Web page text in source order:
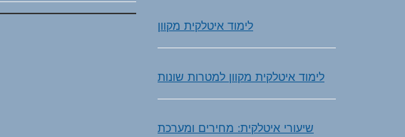
לימוד איטלקית מקוון
לימוד איטלקית מקוון למטרות שונות
שיעורי איטלקית: מחירים ומערכת